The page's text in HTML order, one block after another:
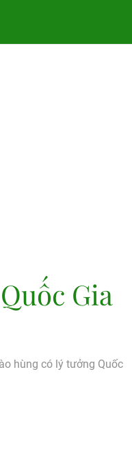
Gia
hùng có lý tưởng Quốc